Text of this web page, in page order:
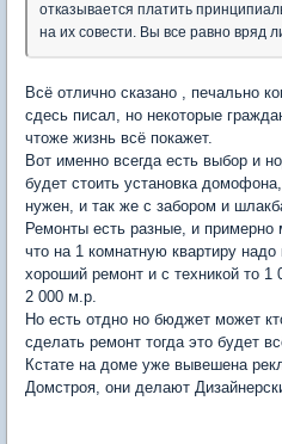
отказывается платить
на их совести. Вы все равно вряд
Всё отлично сказано , печально
сдесь писал, но некоторые
чтоже жизнь всё покажет.
Вот именно всегда есть выбор и
будет стоить установка
нужен, и так же с забором и
Ремонты есть разные, и примерно
что на 1 комнатную квартиру
хороший ремонт и с техникой то
2 000 м.р.
Но есть отдно но бюджет может
сделать ремонт тогда это будет
Кстате на доме уже вывешена
Домстроя, они делают